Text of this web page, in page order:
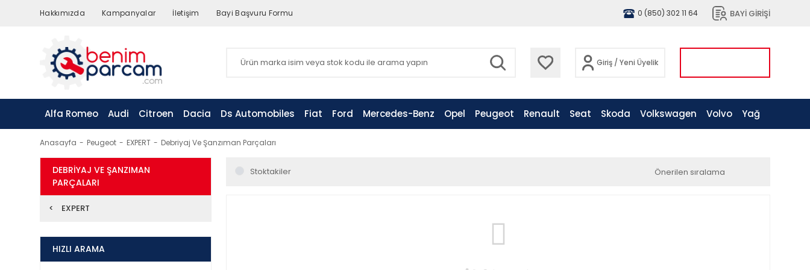
Hakkımızda Kampanyalar İletişim Bayi Başvuru Formu 0 (850) 302 11 64 BAYİ GİRİŞİ
Giriş / Yeni Üyelik
Alfa Romeo Audi Citroen Dacia Ds Automobiles Fiat Ford Mercedes-Benz Opel Peugeot Renault Seat Skoda Volkswagen Volvo Yağ
Anasayfa Peugeot EXPERT Debriyaj Ve Şanzıman Parçaları
DEBRIYAJ VE ŞANZIMAN
PARÇALARI
EXPERT
HIZLI ARAMA
Stoktakiler